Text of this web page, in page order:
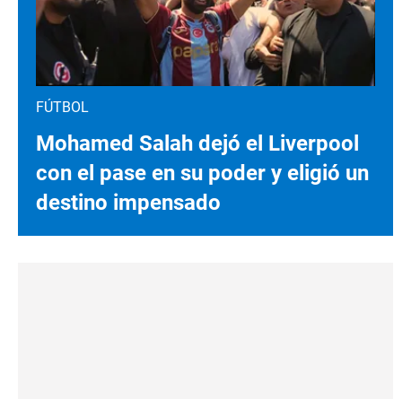
FÚTBOL
Mohamed Salah dejó el Liverpool
con el pase en su poder y eligió un
destino impensado